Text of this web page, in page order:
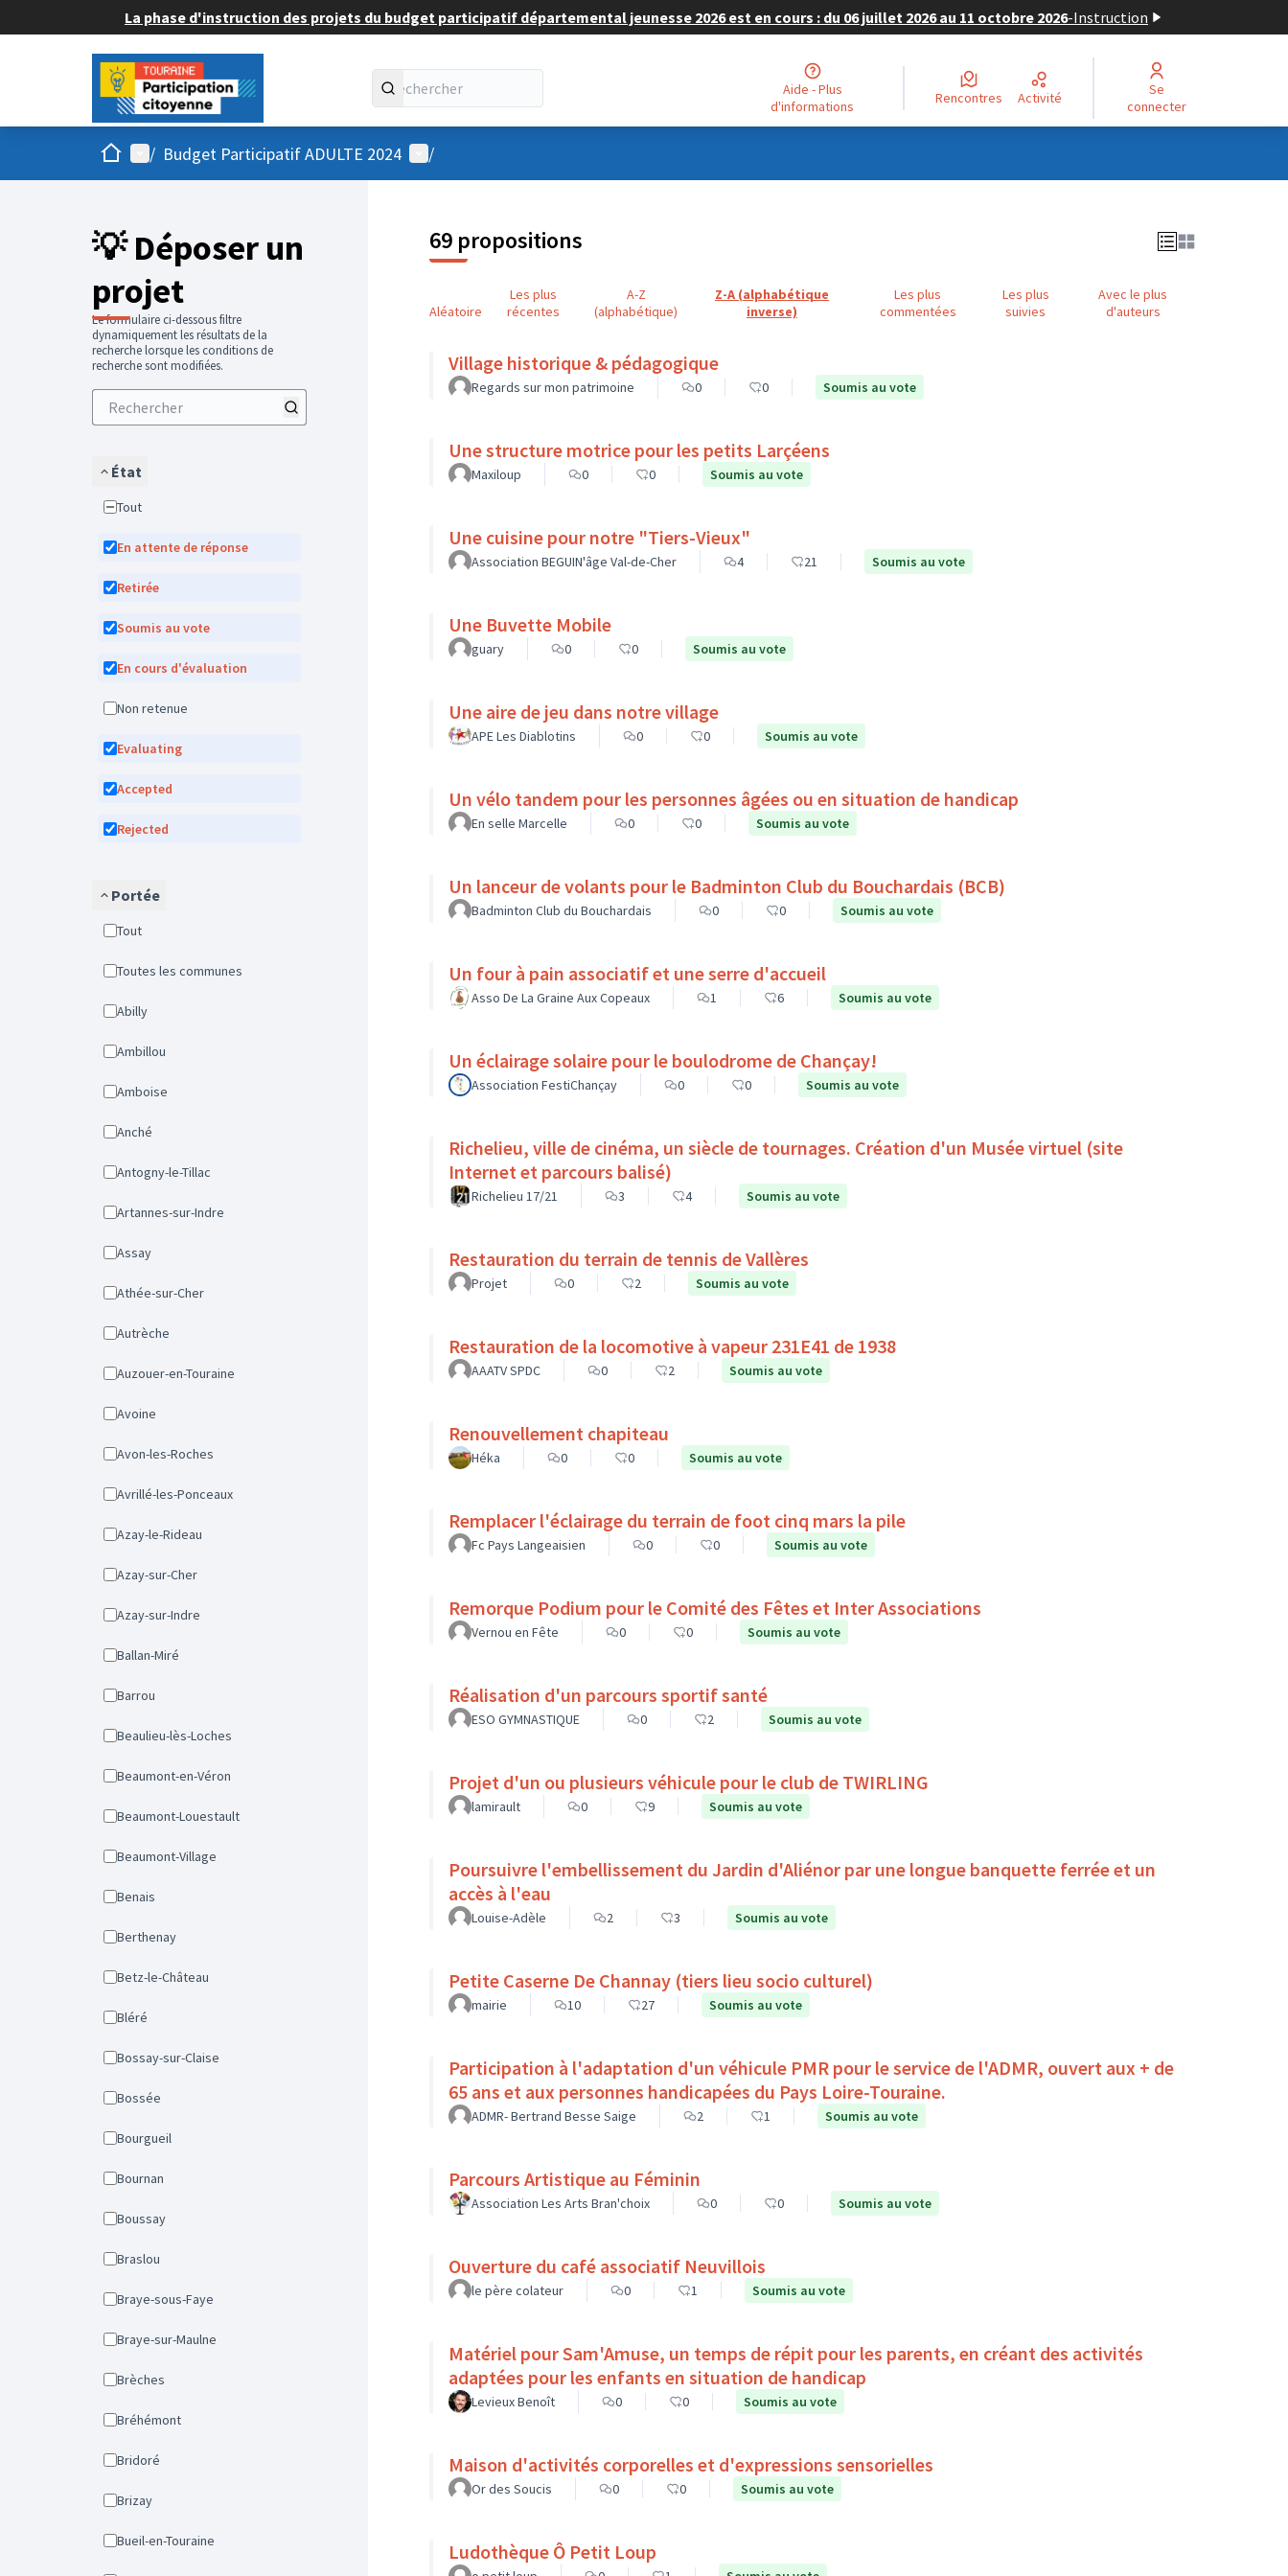
La phase d'instruction des projets du budget participatif départemental jeunesse 2026 est en cours : du 06 juillet 2026 au 11 octobre 2026-Instruction
Aide - Plus
d'informations
Rencontres Activité
Se
connecter
AccueilMenu principal
/ Budget Participatif ADULTE 2024 Menu utilisateur
/
💡 Déposer un
projet
Le formulaire ci-dessous filtre
dynamiquement les résultats de la
recherche lorsque les conditions de
recherche sont modifiées.
État
Tout
En attente de réponse
Retirée
Soumis au vote
En cours d'évaluation
Non retenue
Evaluating
Accepted
Rejected
Portée
Tout
Toutes les communes
Abilly
Ambillou
Amboise
Anché
Antogny-le-Tillac
Artannes-sur-Indre
Assay
Athée-sur-Cher
Autrèche
Auzouer-en-Touraine
Avoine
Avon-les-Roches
Avrillé-les-Ponceaux
Azay-le-Rideau
Azay-sur-Cher
Azay-sur-Indre
Ballan-Miré
Barrou
Beaulieu-lès-Loches
Beaumont-en-Véron
Beaumont-Louestault
Beaumont-Village
Benais
Berthenay
Betz-le-Château
Bléré
Bossay-sur-Claise
Bossée
Bourgueil
Bournan
Boussay
Braslou
Braye-sous-Faye
Braye-sur-Maulne
Brèches
Bréhémont
Bridoré
Brizay
Bueil-en-Touraine
69 propositions
Aléatoire
Les plus
récentes
A-Z
(alphabétique)
Z-A (alphabétique
inverse)
Les plus
commentées
Les plus
suivies
Avec le plus
d'auteurs
Village historique & pédagogique
Regards sur mon patrimoine 0 0 Soumis au vote
Une structure motrice pour les petits Larçéens
Maxiloup 0 0 Soumis au vote
Une cuisine pour notre "Tiers-Vieux"
Association BEGUIN'âge Val-de-Cher 4 21 Soumis au vote
Une Buvette Mobile
guary 0 0 Soumis au vote
Une aire de jeu dans notre village
APE Les Diablotins 0 0 Soumis au vote
Un vélo tandem pour les personnes âgées ou en situation de handicap
En selle Marcelle 0 0 Soumis au vote
Un lanceur de volants pour le Badminton Club du Bouchardais (BCB)
Badminton Club du Bouchardais 0 0 Soumis au vote
Un four à pain associatif et une serre d'accueil
Asso De La Graine Aux Copeaux 1 6 Soumis au vote
Un éclairage solaire pour le boulodrome de Chançay!
Association FestiChançay 0 0 Soumis au vote
Richelieu, ville de cinéma, un siècle de tournages. Création d'un Musée virtuel (site
Internet et parcours balisé)
Richelieu 17/21 3 4 Soumis au vote
Restauration du terrain de tennis de Vallères
Projet 0 2 Soumis au vote
Restauration de la locomotive à vapeur 231E41 de 1938
AAATV SPDC 0 2 Soumis au vote
Renouvellement chapiteau
Héka 0 0 Soumis au vote
Remplacer l'éclairage du terrain de foot cinq mars la pile
Fc Pays Langeaisien 0 0 Soumis au vote
Remorque Podium pour le Comité des Fêtes et Inter Associations
Vernou en Fête 0 0 Soumis au vote
Réalisation d'un parcours sportif santé
ESO GYMNASTIQUE 0 2 Soumis au vote
Projet d'un ou plusieurs véhicule pour le club de TWIRLING
lamirault 0 9 Soumis au vote
Poursuivre l'embellissement du Jardin d'Aliénor par une longue banquette ferrée et un
accès à l'eau
Louise-Adèle 2 3 Soumis au vote
Petite Caserne De Channay (tiers lieu socio culturel)
mairie 10 27 Soumis au vote
Participation à l'adaptation d'un véhicule PMR pour le service de l'ADMR, ouvert aux + de
65 ans et aux personnes handicapées du Pays Loire-Touraine.
ADMR- Bertrand Besse Saige 2 1 Soumis au vote
Parcours Artistique au Féminin
Association Les Arts Bran'choix 0 0 Soumis au vote
Ouverture du café associatif Neuvillois
le père colateur 0 1 Soumis au vote
Matériel pour Sam'Amuse, un temps de répit pour les parents, en créant des activités
adaptées pour les enfants en situation de handicap
Levieux Benoît 0 0 Soumis au vote
Maison d'activités corporelles et d'expressions sensorielles
Or des Soucis 0 0 Soumis au vote
Ludothèque Ô Petit Loup